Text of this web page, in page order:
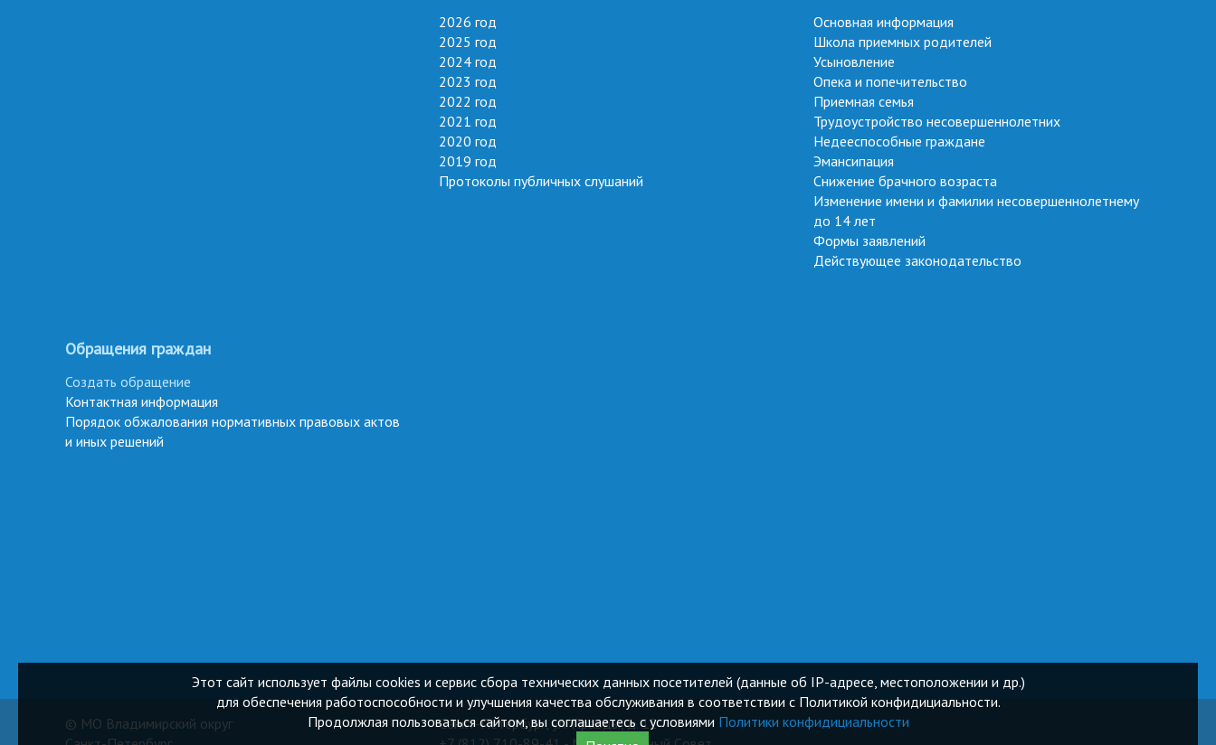
2026 год
2025 год
2024 год
2023 год
2022 год
2021 год
2020 год
2019 год
Протоколы публичных слушаний
Основная информация
Школа приемных родителей
Усыновление
Опека и попечительство
Приемная семья
Трудоустройство несовершеннолетних
Недееспособные граждане
Эмансипация
Снижение брачного возраста
Изменение имени и фамилии несовершеннолетнему
до 14 лет
Формы заявлений
Действующее законодательство
Обращения граждан
Создать обращение
Контактная информация
Порядок обжалования нормативных правовых актов
и иных решений
© МО Владимирский округ
Санкт-Петербург, ул. Правды, д. 12
Этот сайт использует файлы cookies и сервис сбора технических данных посетителей (данные об IP-адресе, местоположении и др.)
для обеспечения работоспособности и улучшения качества обслуживания в соответствии с Политикой конфидициальности.
Продолжлая пользоваться сайтом, вы соглашаетесь с условиями Политики конфидициальности